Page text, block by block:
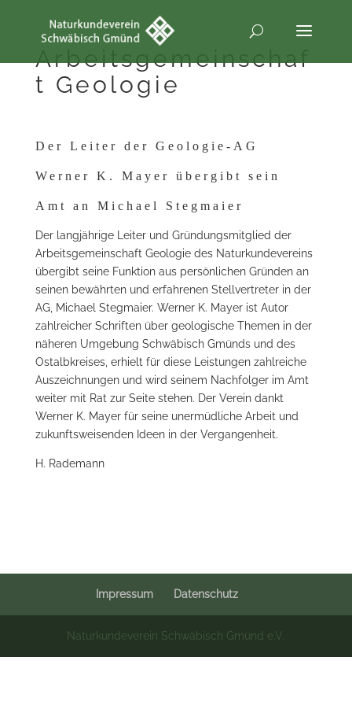
Arbeitsgemeinschaf
t Geologie
Der Leiter der Geologie-AG
Werner K. Mayer übergibt sein
Amt an Michael Stegmaier
Der langjährige Leiter und Gründungsmitglied der
Arbeitsgemeinschaft Geologie des Naturkundevereins
übergibt seine Funktion aus persönlichen Gründen an
seinen bewährten und erfahrenen Stellvertreter in der
AG, Michael Stegmaier. Werner K. Mayer ist Autor
zahlreicher Schriften über geologische Themen in der
näheren Umgebung Schwäbisch Gmünds und des
Ostalbkreises, erhielt für diese Leistungen zahlreiche
Auszeichnungen und wird seinem Nachfolger im Amt
weiter mit Rat zur Seite stehen. Der Verein dankt
Werner K. Mayer für seine unermüdliche Arbeit und
zukunftsweisenden Ideen in der Vergangenheit.
H. Rademann
Impressum Datenschutz
Naturkundeverein Schwäbisch Gmünd e.V.